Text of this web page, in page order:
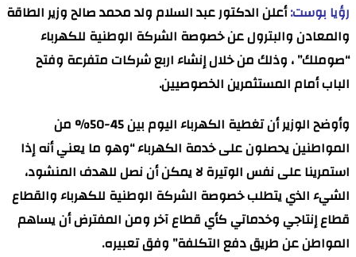
رؤيا بوست:أعلن الدكتور عبد السلام ولد محمد صالح وزير الطاقة
والمعادن والبترول عن خصوصة الشركة الوطنية للكهرباء
“صوملك” ، وذلك من خلال إنشاء اربع شركات متفرعة وفتح
الباب أمام المستثمرين الخصوصيين.
وأوضح الوزير أن تغطية الكهرباء اليوم بين 45-50% من
المواطنين يحصلون على خدمة الكهرباء “وهو ما يعني أنه إذا
استمرينا على نفس الوتيرة لا يمكن أن نصل للهدف المنشود،
الشيء الذي يتطلب خصوصة الشركة الوطنية للكهرباء والقطاع
قطاع إنتاجي وخدماتي كأي قطاع آخر ومن المفترض أن يساهم
المواطن عن طريق دفع التكلفة” وفق تعبيره.